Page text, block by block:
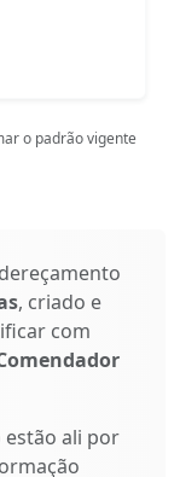
o padrão vigente
, criado e
com
estão ali por